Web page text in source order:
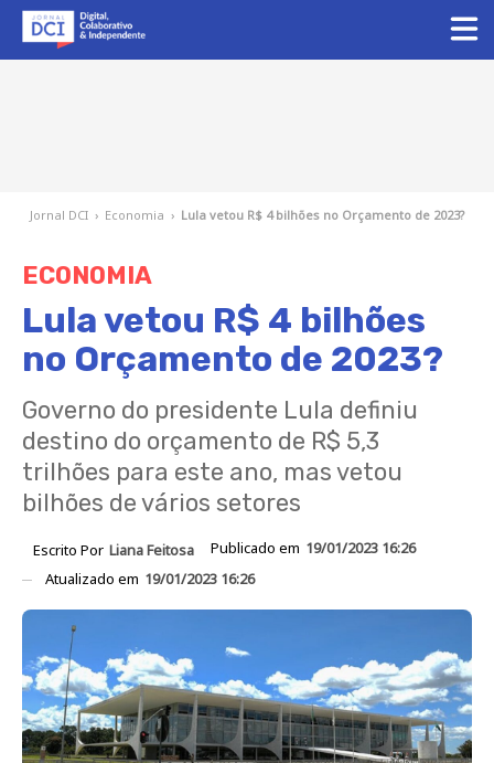
Jornal DCI › Economia › Lula vetou R$ 4 bilhões no Orçamento de 2023?
ECONOMIA
Lula vetou R$ 4 bilhões
no Orçamento de 2023?
Governo do presidente Lula definiu
destino do orçamento de R$ 5,3
trilhões para este ano, mas vetou
bilhões de vários setores
Escrito Por Liana Feitosa Publicado em 19/01/2023 16:26
Atualizado em 19/01/2023 16:26